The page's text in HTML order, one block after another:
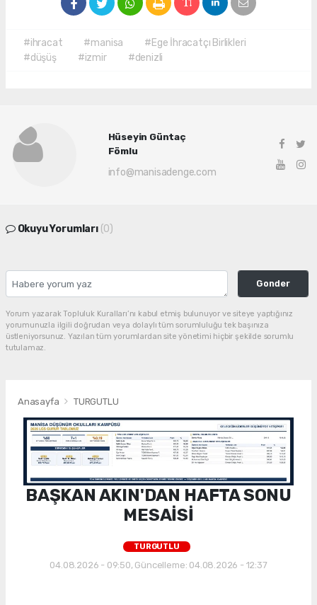
#ihracat #manisa
#Ege İhracatçı Birlikleri
#düşüş
#izmir #denizli
Hüseyin Güntaç
Fömlu
info@manisadenge.com
Okuyu Yorumları (0)
Gonder
Yorum yazarak Topluluk Kuralları’nı kabul etmiş bulunuyor ve siteye yaptığınız
yorumunuzla ilgili doğrudan veya dolaylı tüm sorumluluğu tek başınıza
üstleniyorsunuz. Yazılan tüm yorumlardan site yönetimi hiçbir şekilde sorumlu
tutulamaz.
Anasayfa TURGUTLU
BAŞKAN AKIN'DAN HAFTA SONU
MESAİSİ
TURGUTLU
04.08.2026 - 09:50, Güncelleme: 04.08.2026 - 12:37